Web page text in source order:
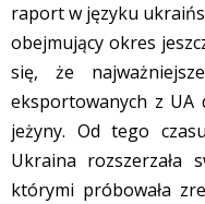
raport w języku
obejmujący okres
się, że
eksportowanych z UA
jeżyny. Od tego
Ukraina rozszerzała
którymi próbowała